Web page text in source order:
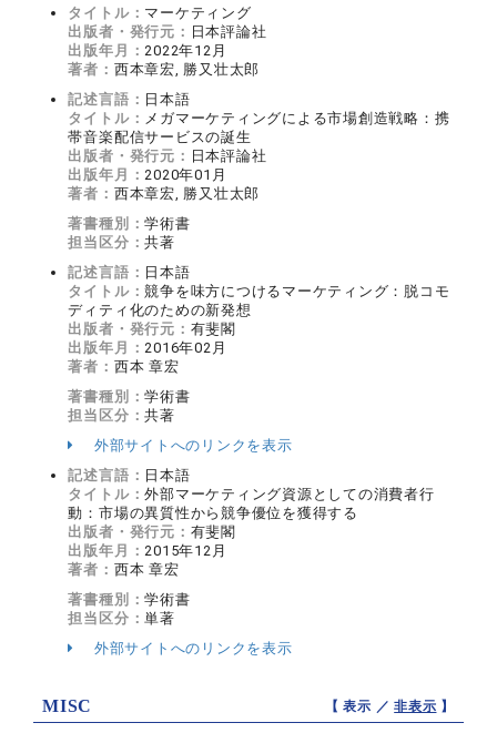
タイトル： マーケティング
出版者・発行元： 日本評論社
出版年月： 2022年12月
著者： 西本章宏, 勝又壮太郎
記述言語： 日本語
タイトル： メガマーケティングによる市場創造戦略：携
帯音楽配信サービスの誕生
出版者・発行元： 日本評論社
出版年月： 2020年01月
著者： 西本章宏, 勝又壮太郎
著書種別：学術書
担当区分：共著
記述言語： 日本語
タイトル：競争を味方につけるマーケティング：脱コモ
ディティ化のための新発想
出版者・発行元： 有斐閣
出版年月： 2016年02月
著者： 西本 章宏
著書種別：学術書
担当区分：共著
外部サイトへのリンクを表示
記述言語： 日本語
タイトル：外部マーケティング資源としての消費者行
動：市場の異質性から競争優位を獲得する
出版者・発行元： 有斐閣
出版年月： 2015年12月
著者： 西本 章宏
著書種別：学術書
担当区分：単著
外部サイトへのリンクを表示
MISC 【 表示 ／非表示 】